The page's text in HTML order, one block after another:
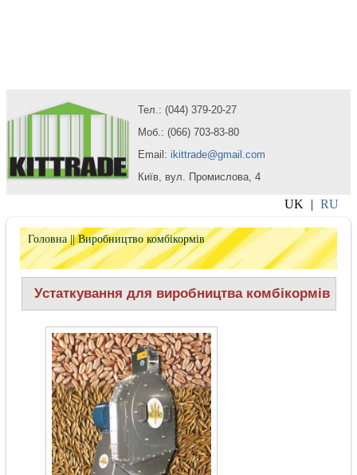
Тел.: (044) 379-20-27
Моб.: (066) 703-83-80
Email: ikittrade@gmail.com
Київ, вул. Промислова, 4
UK | RU
Головна|| Виробництво комбікормів
Устаткування для виробництва комбікормів